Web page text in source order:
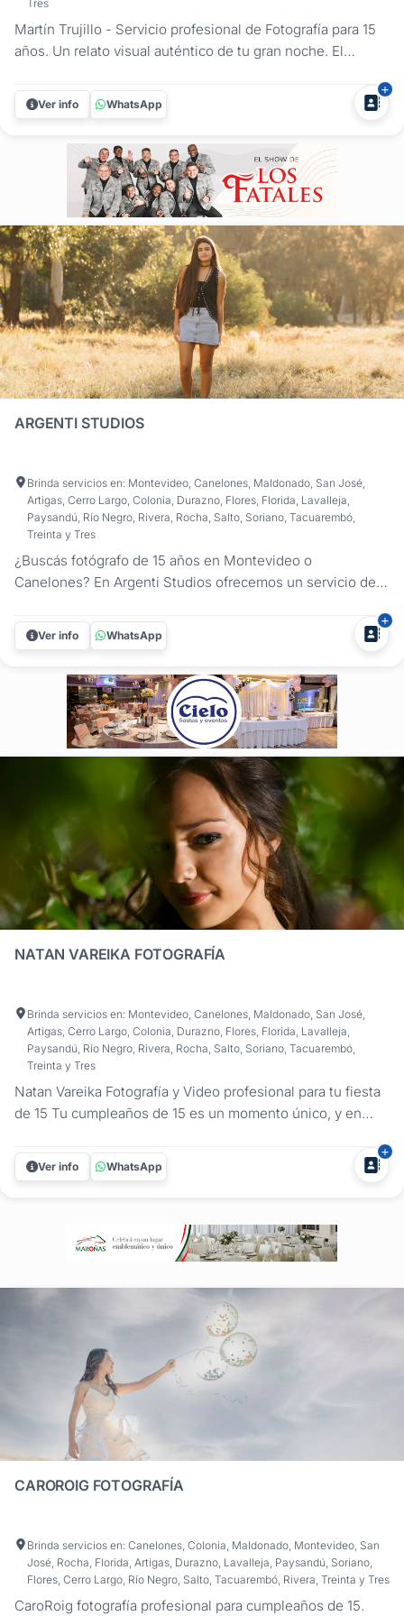
Tres
Martín Trujillo - Servicio profesional de Fotografía para 15
años. Un relato visual auténtico de tu gran noche. El
esperados. En Martín Trujillo Fotografía, entendemos que
después de meses de planificación, nervios y
Ver info WhatsApp
ARGENTI STUDIOS
Brinda servicios en: Montevideo, Canelones, Maldonado, San José,
Artigas, Cerro Largo, Colonia, Durazno, Flores, Florida, Lavalleja,
Paysandú, Río Negro, Rivera, Rocha, Salto, Soriano, Tacuarembó,
Treinta y Tres
¿Buscás fotógrafo de 15 años en Montevideo o
Canelones? En Argenti Studios ofrecemos un servicio de
cumpleaños de 15. Capturamos las risas espontáneas, las
miradas de complicidad y cada instante de emoción para
Ver info WhatsApp
NATAN VAREIKA FOTOGRAFÍA
Brinda servicios en: Montevideo, Canelones, Maldonado, San José,
Artigas, Cerro Largo, Colonia, Durazno, Flores, Florida, Lavalleja,
Paysandú, Río Negro, Rivera, Rocha, Salto, Soriano, Tacuarembó,
Treinta y Tres
Natan Vareika Fotografía y Video profesional para tu fiesta
de 15 Tu cumpleaños de 15 es un momento único, y en
detalle para que puedas revivirlo para siempre. Ofrecemos
un servicio completo de fotografía y filmación,
Ver info WhatsApp
CAROROIG FOTOGRAFÍA
Brinda servicios en: Canelones, Colonia, Maldonado, Montevideo, San
José, Rocha, Florida, Artigas, Durazno, Lavalleja, Paysandú, Soriano,
Flores, Cerro Largo, Río Negro, Salto, Tacuarembó, Rivera, Treinta y Tres
CaroRoig fotografía profesional para cumpleaños de 15.